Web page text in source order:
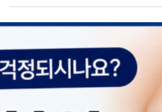
고민하시는 분들이 생각보다 많습니다. ​ 인터넷을
나 다른 치료를 받은 사례도 있어 어떤 방법이 자신
게 맞는지 더욱 혼란스러워지는 경우가 많습니다.
지만 거미스마일은 겉으로 보이는 모습은 비슷해도
원인이 서로 다를 수 있기 때문에 단순히 교정을 하
좋아진다거나 다른 치료가 꼭 필요하다고 단정해서
이유를 정확하게 찾는 것입니다. 치아 위치 때문에